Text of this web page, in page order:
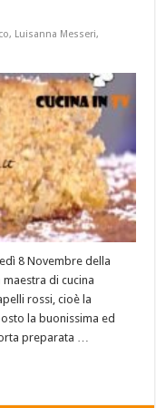
, Luisanna Messeri,
8 Novembre della
di cucina
rossi, cioè la
la buonissima ed
preparata …